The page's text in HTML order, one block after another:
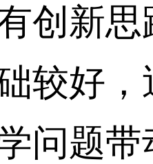
创新
础较好
学问题